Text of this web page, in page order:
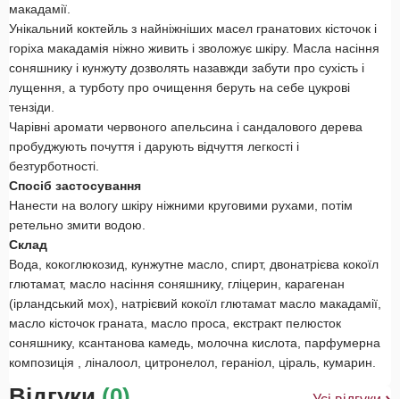
макадамії.
Унікальний коктейль з найніжніших масел гранатових кісточок і
горіха макадамія ніжно живить і зволожує шкіру. Масла насіння
соняшнику і кунжуту дозволять назавжди забути про сухість і
лущення, а турботу про очищення беруть на себе цукрові
тензіди.
Чарівні аромати червоного апельсина і сандалового дерева
пробуджують почуття і дарують відчуття легкості і
безтурботності.
Спосіб застосування
Нанести на вологу шкіру ніжними круговими рухами, потім
ретельно змити водою.
Склад
Вода, кокоглюкозид, кунжутне масло, спирт, двонатрієва кокоїл
глютамат, масло насіння соняшнику, гліцерин, карагенан
(ірландський мох), натрієвий кокоїл глютамат масло макадамії,
масло кісточок граната, масло проса, екстракт пелюсток
соняшнику, ксантанова камедь, молочна кислота, парфумерна
композиція , ліналоол, цитронелол, гераніол, ціраль, кумарин.